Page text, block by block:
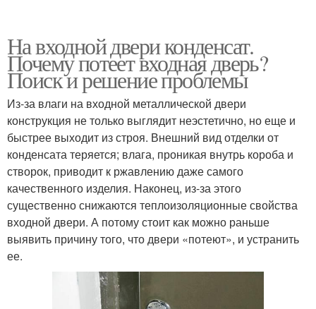
На входной двери конденсат.
Почему потеет входная дверь?
Поиск и решение проблемы
Из-за влаги на входной металлической двери
конструкция не только выглядит неэстетично, но еще и
быстрее выходит из строя. Внешний вид отделки от
конденсата теряется; влага, проникая внутрь короба и
створок, приводит к ржавлению даже самого
качественного изделия. Наконец, из-за этого
существенно снижаются теплоизоляционные свойства
входной двери. А потому стоит как можно раньше
выявить причину того, что двери «потеют», и устранить
ее.